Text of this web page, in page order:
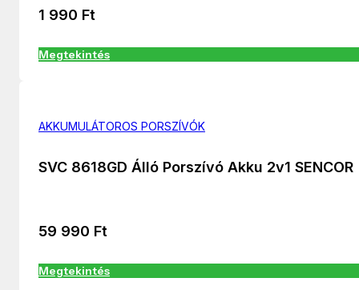
1 990 Ft
Megtekintés
AKKUMULÁTOROS PORSZÍVÓK
SVC 8618GD Álló Porszívó Akku 2v1 SENCOR
59 990 Ft
Megtekintés